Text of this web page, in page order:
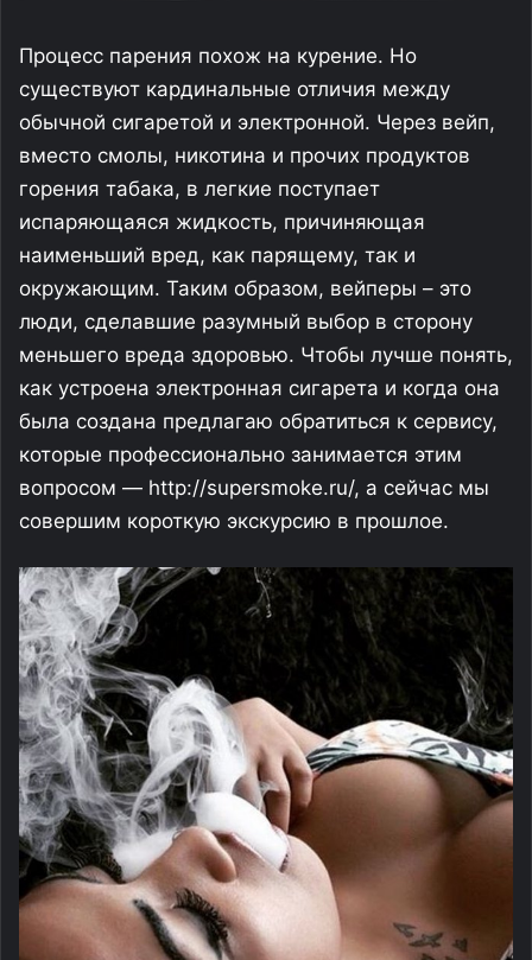
Процесс парения похож на курение. Но
существуют кардинальные отличия между
обычной сигаретой и электронной. Через вейп,
вместо смолы, никотина и прочих продуктов
горения табака, в легкие поступает
испаряющаяся жидкость, причиняющая
наименьший вред, как парящему, так и
окружающим. Таким образом, вейперы – это
люди, сделавшие разумный выбор в сторону
меньшего вреда здоровью. Чтобы лучше понять,
как устроена электронная сигарета и когда она
была создана предлагаю обратиться к сервису,
которые профессионально занимается этим
вопросом — http://supersmoke.ru/, а сейчас мы
совершим короткую экскурсию в прошлое.